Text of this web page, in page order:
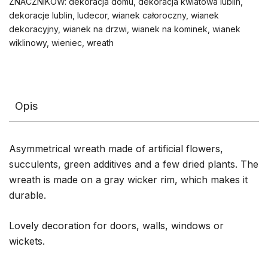
dekoracje lublin ludecor, wianek całoroczny, wianek
dekoracyjny, wianek na drzwi wianek na kominek wianek
wiklinowy, wieniec wreath
Opis
Asymmetrical wreath made of artificial flowers,
succulents, green additives and a few dried plants. The
wreath is made on a gray wicker rim, which makes it
durable.
Lovely decoration for doors, walls, windows or
wickets.